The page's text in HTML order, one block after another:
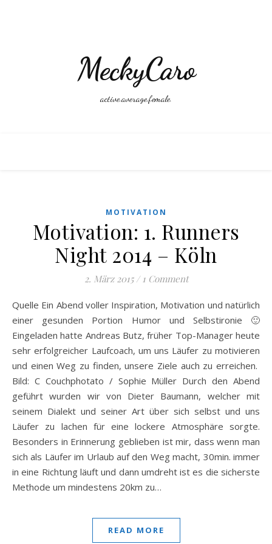
MeckyCaro
active.average.female.
MOTIVATION
Motivation: 1. Runners
Night 2014 – Köln
2. März 2015 / 1 Comment
Quelle Ein Abend voller Inspiration, Motivation und natürlich
einer gesunden Portion Humor und Selbstironie 🙂
Eingeladen hatte Andreas Butz, früher Top-Manager heute
sehr erfolgreicher Laufcoach, um uns Läufer zu motivieren
und einen Weg zu finden, unsere Ziele auch zu erreichen.
Bild: C Couchphotato / Sophie Müller Durch den Abend
geführt wurden wir von Dieter Baumann, welcher mit
seinem Dialekt und seiner Art über sich selbst und uns
Läufer zu lachen für eine lockere Atmosphäre sorgte.
Besonders in Erinnerung geblieben ist mir, dass wenn man
sich als Läufer im Urlaub auf den Weg macht, 30min. immer
in eine Richtung läuft und dann umdreht ist es die sicherste
Methode um mindestens 20km zu…
READ MORE